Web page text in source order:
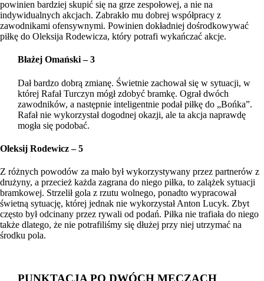
powinien bardziej skupić się na grze zespołowej, a nie na
indywidualnych akcjach. Zabrakło mu dobrej współpracy z
zawodnikami ofensywnymi. Powinien dokładniej dośrodkowywać
piłkę do Oleksija Rodewicza, który potrafi wykańczać akcje.
Błażej Omański – 3
Dał bardzo dobrą zmianę. Świetnie zachował się w sytuacji, w
której Rafał Turczyn mógł zdobyć bramkę. Ograł dwóch
zawodników, a następnie inteligentnie podał piłkę do „Bońka”.
Rafał nie wykorzystał dogodnej okazji, ale ta akcja naprawdę
mogła się podobać.
Oleksij Rodewicz – 5
Z różnych powodów za mało był wykorzystywany przez partnerów z
drużyny, a przecież każda zagrana do niego piłka, to zalążek sytuacji
bramkowej. Strzelił gola z rzutu wolnego, ponadto wypracował
świetną sytuację, której jednak nie wykorzystał Anton Lucyk. Zbyt
często był odcinany przez rywali od podań. Piłka nie trafiała do niego
także dlatego, że nie potrafiliśmy się dłużej przy niej utrzymać na
środku pola.
PUNKTACJA PO DWÓCH MECZACH